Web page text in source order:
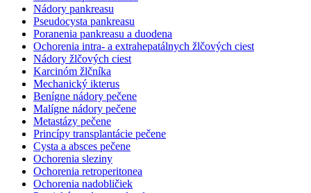
Nádory pankreasu
Pseudocysta pankreasu
Poranenia pankreasu a duodena
Ochorenia intra- a extrahepatálnych žlčových ciest
Nádory žlčových ciest
Karcinóm žlčníka
Mechanický ikterus
Benígne nádory pečene
Malígne nádory pečene
Metastázy pečene
Princípy transplantácie pečene
Cysta a absces pečene
Ochorenia sleziny
Ochorenia retroperitonea
Ochorenia nadobličiek